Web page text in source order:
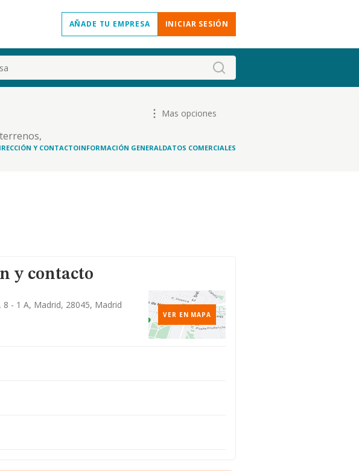
AÑADE TU EMPRESA INICIAR SESIÓN
obras y
Mas opciones
Y CONTACTOINFORMACIÓN GENERALDATOS COMERCIALES
y contacto
8 - 1 A, Madrid, 28045, Madrid
VER EN MAPA